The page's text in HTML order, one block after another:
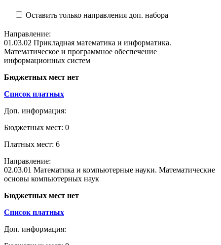
Оставить только направления доп. набора
Направление:
01.03.02 Прикладная математика и информатика.
Математическое и программное обеспечение
информационных систем
Бюджетных мест нет
Список платных
Доп. информация:
Бюджетных мест: 0
Платных мест: 6
Направление:
02.03.01 Математика и компьютерные науки. Математические
основы компьютерных наук
Бюджетных мест нет
Список платных
Доп. информация: